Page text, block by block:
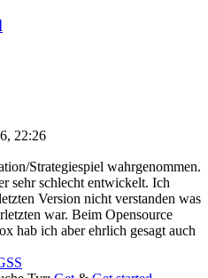
22:26
Strategiespiel wahrgenommen.
sehr schlecht entwickelt. Ich
Version nicht verstanden was
war. Beim Opensource
hab ich aber ehrlich gesagt auch